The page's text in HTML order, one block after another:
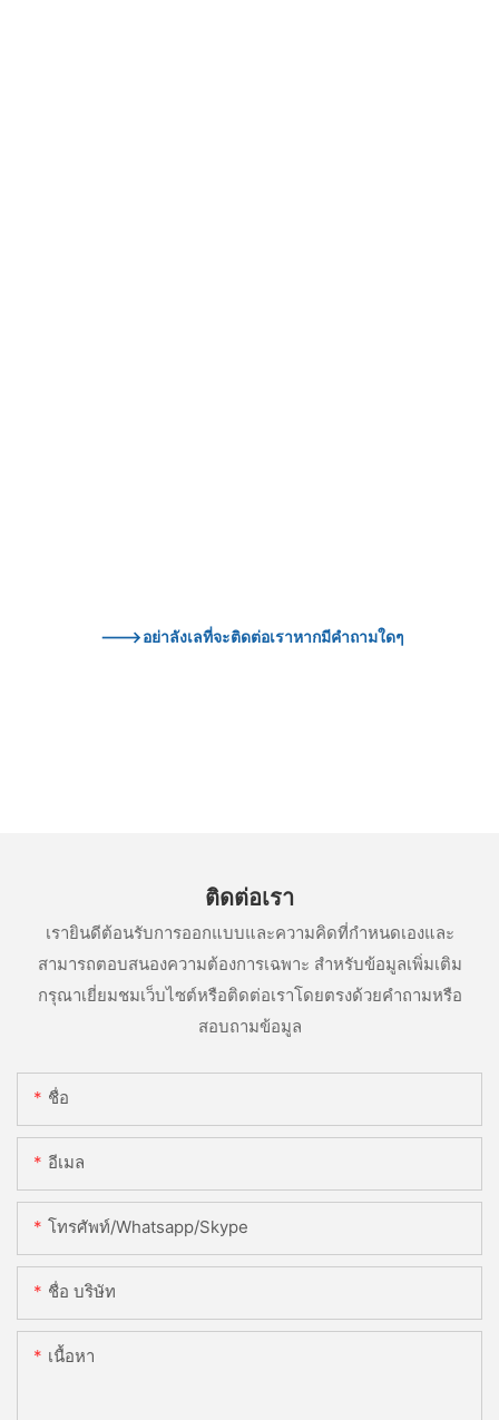
--->อย่าลังเลที่จะติดต่อเราหากมีคำถามใดๆ
ติดต่อเรา
เรายินดีต้อนรับการออกแบบและความคิดที่กำหนดเองและ
สามารถตอบสนองความต้องการเฉพาะ สำหรับข้อมูลเพิ่มเติม
กรุณาเยี่ยมชมเว็บไซต์หรือติดต่อเราโดยตรงด้วยคำถามหรือ
สอบถามข้อมูล
ชื่อ
อีเมล
โทรศัพท์/whatsapp/skype
ชื่อ บริษัท
เนื้อหา